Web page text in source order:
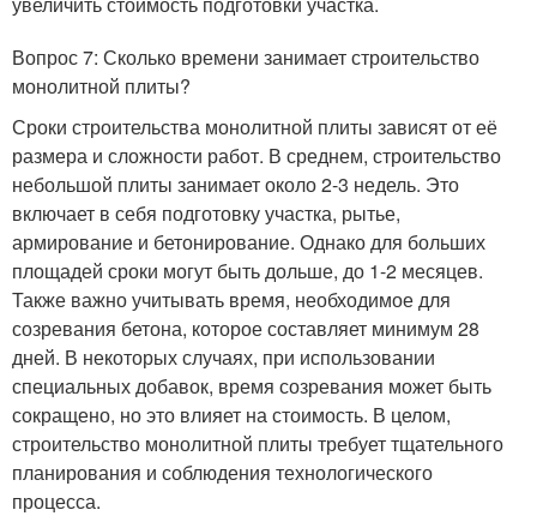
Вопрос 7: Сколько времени занимает строительство
монолитной плиты?
Сроки строительства монолитной плиты зависят от её
размера и сложности работ. В среднем, строительство
небольшой плиты занимает около 2-3 недель. Это
включает в себя подготовку участка, рытье,
армирование и бетонирование. Однако для больших
площадей сроки могут быть дольше, до 1-2 месяцев.
Также важно учитывать время, необходимое для
созревания бетона, которое составляет минимум 28
дней. В некоторых случаях, при использовании
специальных добавок, время созревания может быть
сокращено, но это влияет на стоимость. В целом,
строительство монолитной плиты требует тщательного
планирования и соблюдения технологического
процесса.